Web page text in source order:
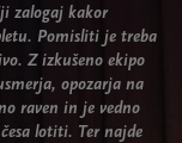
zalogaj kakor
Pomisliti je treba
Z izkušeno ekipo
opozarja na
raven in je vedno
lotiti. Ter najde